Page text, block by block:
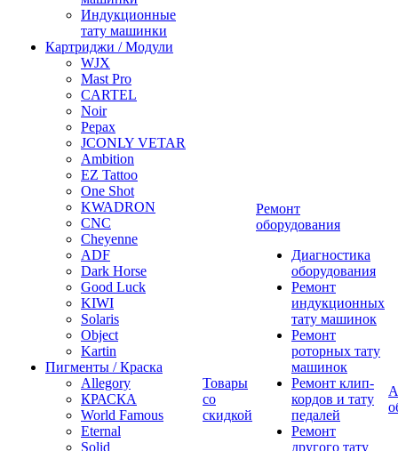
Индукционные
тату машинки
Картриджи / Модули
WJX
Mast Pro
CARTEL
Noir
Pepax
JCONLY VETAR
Ambition
EZ Tattoo
One Shot
KWADRON
CNC
Cheyenne
ADF
Dark Horse
Good Luck
KIWI
Solaris
Object
Kartin
Пигменты / Краска
Allegory
КРАСКА
World Famous
Eternal
Solid
Товары
со
скидкой
Ремонт
оборудования
Диагностика
оборудования
Ремонт
индукционных
тату машинок
Ремонт
роторных тату
машинок
Ремонт клип-
кордов и тату
педалей
Ремонт
другого тату